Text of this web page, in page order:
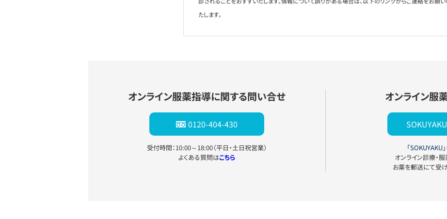
たします。
オンライン服薬指導に関する問い合せ
0120-404-430
受付時間：10:00～18:00（平日・土日祝営業）
よくある質問はこちら
オンライン服
「SOKUYAKU」
オンライン診療・
お薬を郵送にて受